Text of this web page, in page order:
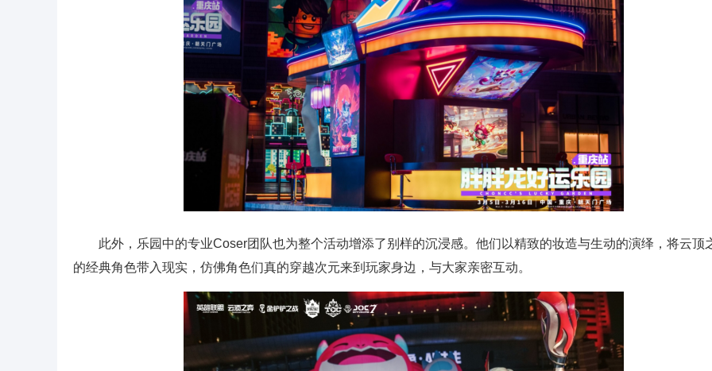
此外，乐园中的专业Coser团队也为整个活动增添了别样的沉浸感。他们以精致的妆造与生动的演绎，将云顶
的经典角色带入现实，仿佛角色们真的穿越次元来到玩家身边，与大家亲密互动。